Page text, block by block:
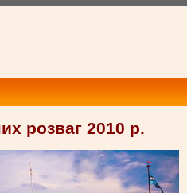
розваг 2010 р.